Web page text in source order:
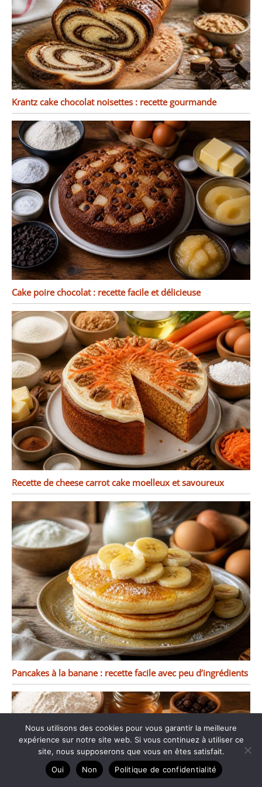
lave-vaisselle. Après le
nettoyage, il doit être
séché afin de le garder
au sec. ✔[Remarque
importante] : si vous
rencontrez des
difficultés, n'hésitez pas
à nous contacter. Nous
vous répondrons dans
les 24 heures.
Krantz cake chocolat noisettes : recette gourmande
Cake poire chocolat : recette facile et délicieuse
Recette de cheese carrot cake moelleux et savoureux
Pancakes à la banane : recette facile avec peu d’ingrédients
Nous utilisons des cookies pour vous garantir la meilleure
expérience sur notre site web. Si vous continuez à utiliser ce
site, nous supposerons que vous en êtes satisfait.
Oui
Non Politique de confidentialité